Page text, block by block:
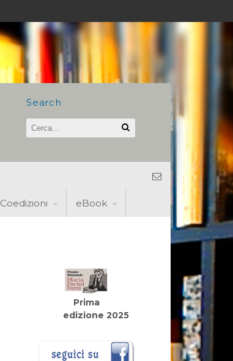
Search
Coedizioni eBook
Prima
edizione 2025